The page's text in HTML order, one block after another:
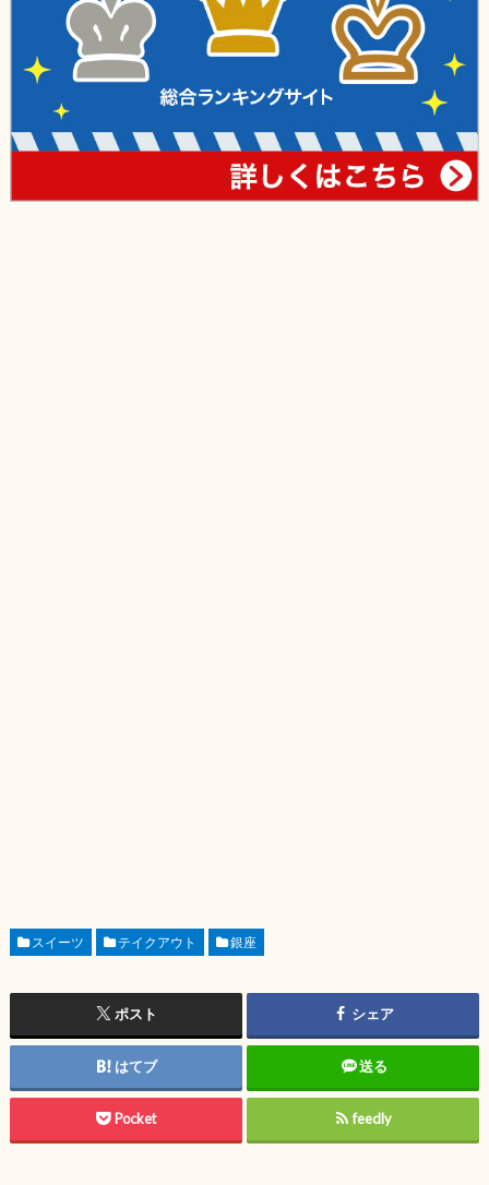
スイーツ テイクアウト 銀座
ポスト シェア
はてブ 送る
Pocket feedly